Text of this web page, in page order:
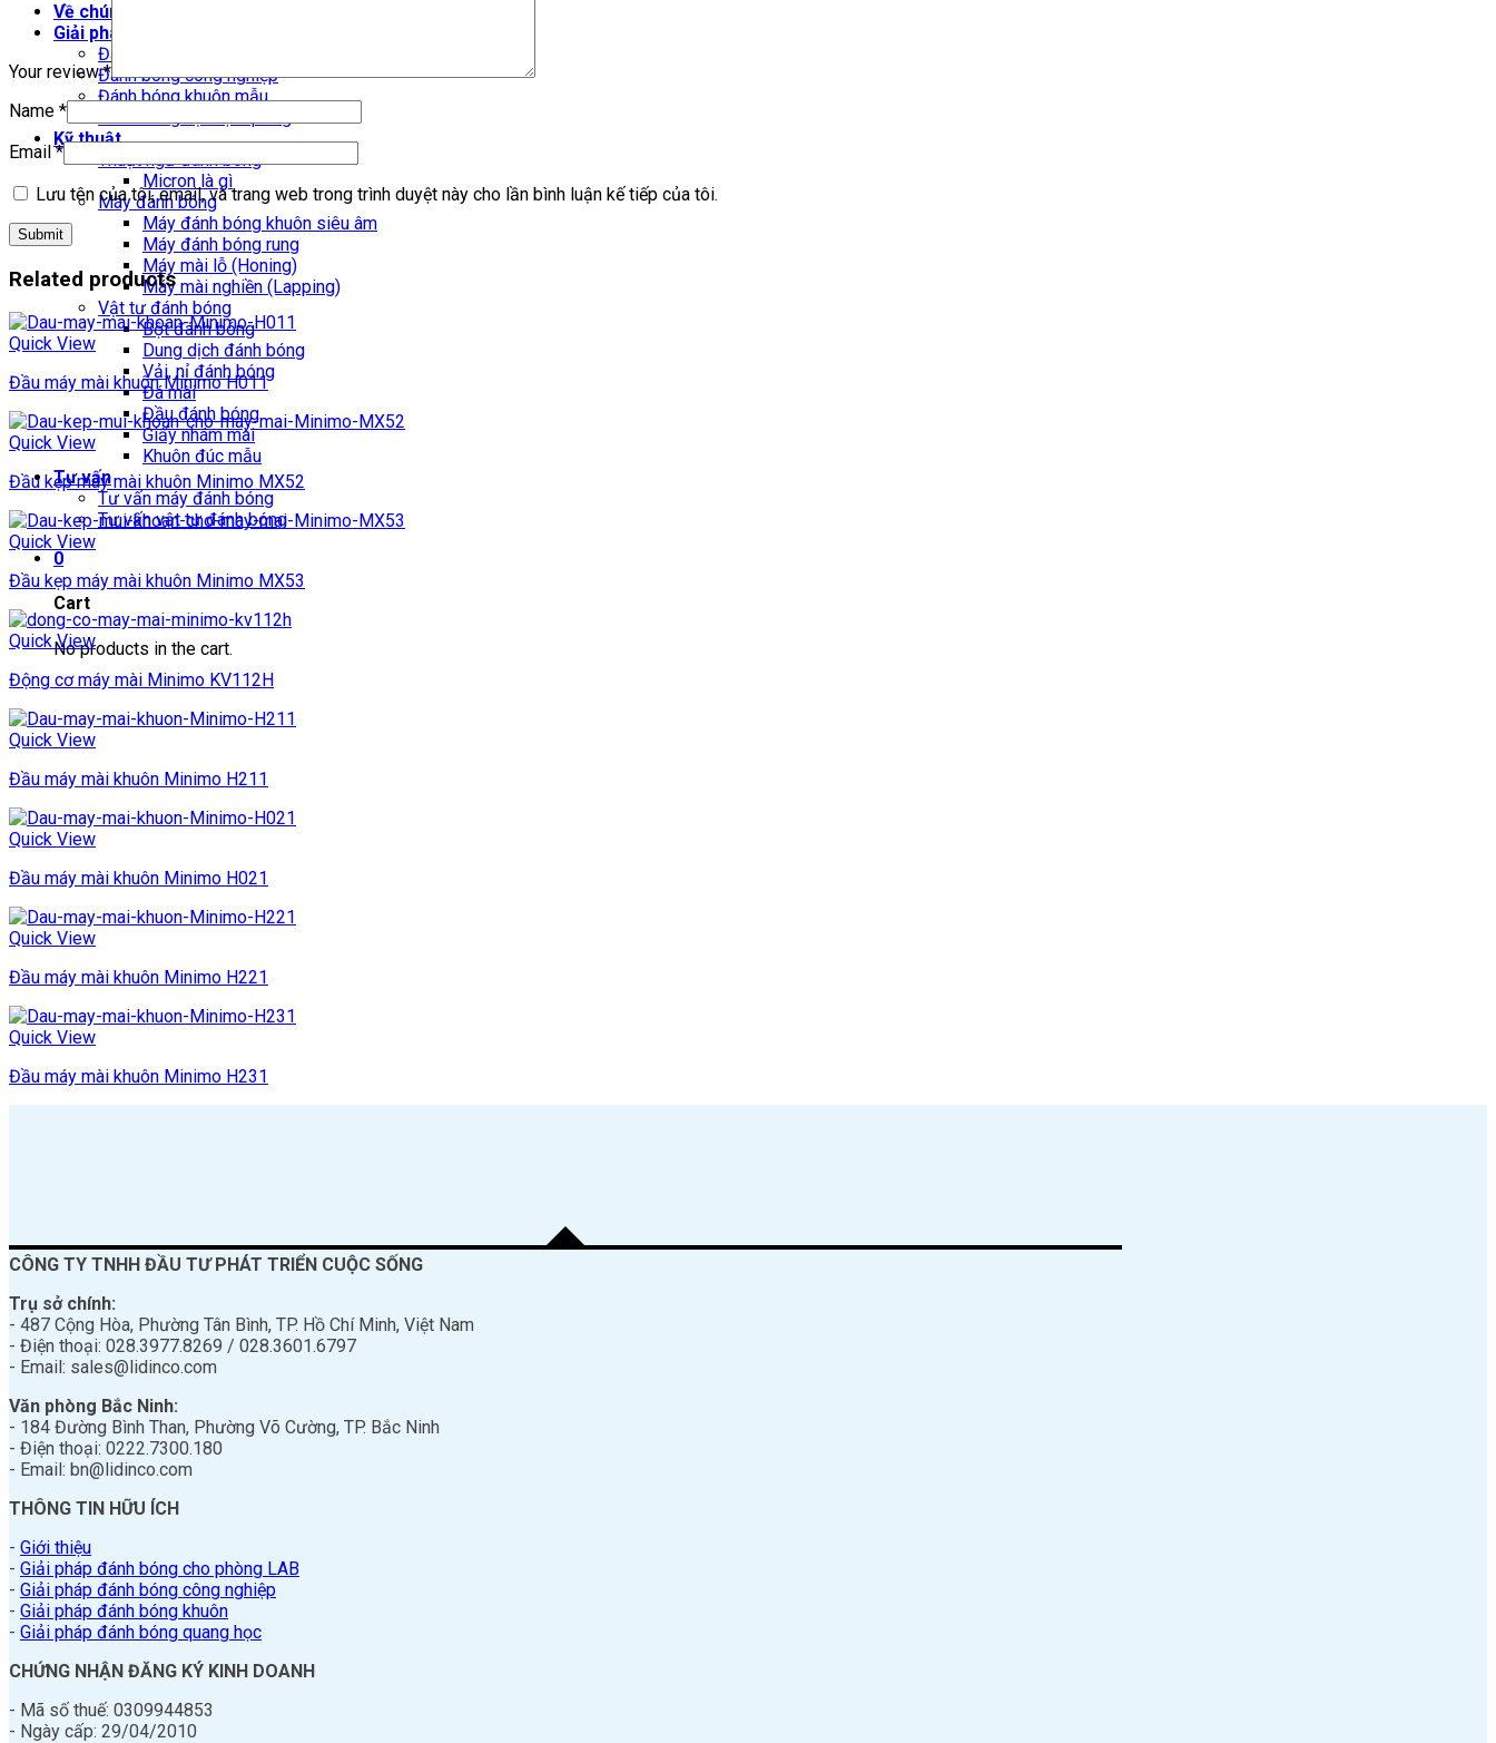
Về chúng tôi
Giải pháp
Đánh bóng phòng LAB
Đánh bóng công nghiệp
Đánh bóng khuôn mẫu
Đánh bóng vật liệu quang
Kỹ thuật
Thuật ngữ đánh bóng
Micron là gì
Máy đánh bóng
Máy đánh bóng khuôn siêu âm
Máy đánh bóng rung
Máy mài lỗ (Honing)
Máy mài nghiền (Lapping)
Vật tư đánh bóng
Bột đánh bóng
Dung dịch đánh bóng
Vải, nỉ đánh bóng
Đá mài
Đầu đánh bóng
Giấy nhám mài
Khuôn đúc mẫu
Tư vấn
Tư vấn máy đánh bóng
Tư vấn vật tư đánh bóng
0
Cart
No products in the cart.
Your review*
Name *
Email*
Lưu tên của tôi, email, và trang web trong trình duyệt này cho lần bình luận kế tiếp của tôi.
Related products
Quick View
Đầu máy mài khuôn Minimo H011
Quick View
Đầu kẹp máy mài khuôn Minimo MX52
Quick View
Đầu kẹp máy mài khuôn Minimo MX53
Quick View
Động cơ máy mài Minimo KV112H
Quick View
Đầu máy mài khuôn Minimo H211
Quick View
Đầu máy mài khuôn Minimo H021
Quick View
Đầu máy mài khuôn Minimo H221
Quick View
Đầu máy mài khuôn Minimo H231
CÔNG TY TNHH ĐẦU TƯ PHÁT TRIỂN CUỘC SỐNG
Trụ sở chính:
- 487 Cộng Hòa, Phường Tân Bình, TP. Hồ Chí Minh, Việt Nam
- Điện thoại: 028.3977.8269 / 028.3601.6797
- Email: sales@lidinco.com
Văn phòng Bắc Ninh:
- 184 Đường Bình Than, Phường Võ Cường, TP. Bắc Ninh
- Điện thoại: 0222.7300.180
- Email: bn@lidinco.com
THÔNG TIN HỮU ÍCH
- Giới thiệu
- Giải pháp đánh bóng cho phòng LAB
- Giải pháp đánh bóng công nghiệp
- Giải pháp đánh bóng khuôn
- Giải pháp đánh bóng quang học
CHỨNG NHẬN ĐĂNG KÝ KINH DOANH
- Mã số thuế: 0309944853
- Ngày cấp: 29/04/2010